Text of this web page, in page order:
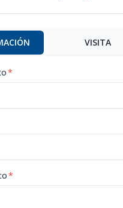
VISITA
*
*